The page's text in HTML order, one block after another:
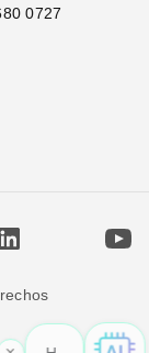
0727